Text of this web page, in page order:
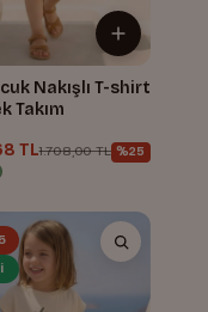
Nakışlı T-shirt
Takım
TL1.708,00 TL %25